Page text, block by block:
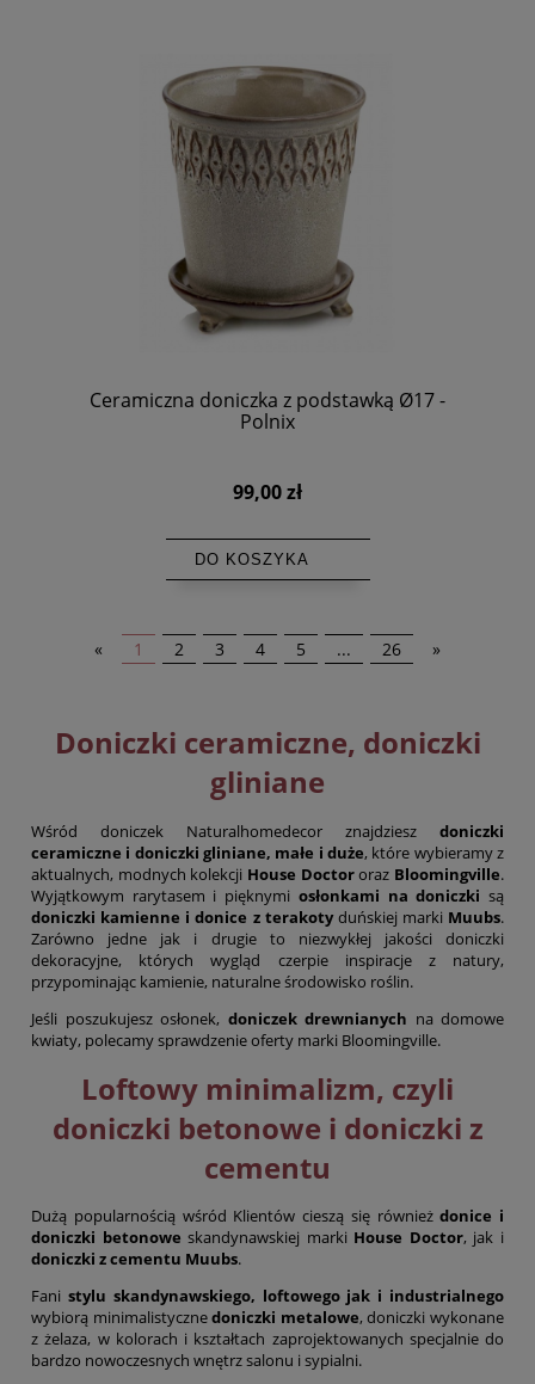
Ceramiczna doniczka z podstawką Ø17 -
Polnix
99,00 zł
DO KOSZYKA
« 1 2 3 4 5 ... 26 »
Doniczki ceramiczne, doniczki
gliniane
Wśród doniczek Naturalhomedecor znajdziesz doniczki
ceramiczne i doniczki gliniane, małe i duże, które wybieramy z
aktualnych, modnych kolekcji House Doctororaz Bloomingville.
Wyjątkowym rarytasem i pięknymi osłonkami na doniczki są
doniczki kamienne i donice z terakotyduńskiej marki Muubs.
Zarówno jedne jak i drugie to niezwykłej jakości doniczki
dekoracyjne, których wygląd czerpie inspiracje z natury,
przypominając kamienie, naturalne środowisko roślin.
Jeśli poszukujesz osłonek, doniczek drewnianych na domowe
kwiaty, polecamy sprawdzenie oferty marki Bloomingville.
Loftowy minimalizm, czyli
doniczki betonowe i doniczki z
cementu
Dużą popularnością wśród Klientów cieszą się równieżdonice i
doniczki betonowe skandynawskiej marki House Doctor, jak i
doniczki z cementu Muubs.
Fani stylu skandynawskiego, loftowego jak i industrialnego
wybiorą minimalistycznedoniczki metalowe, doniczki wykonane
z żelaza, w kolorach i kształtach zaprojektowanych specjalnie do
bardzo nowoczesnych wnętrz salonu i sypialni.